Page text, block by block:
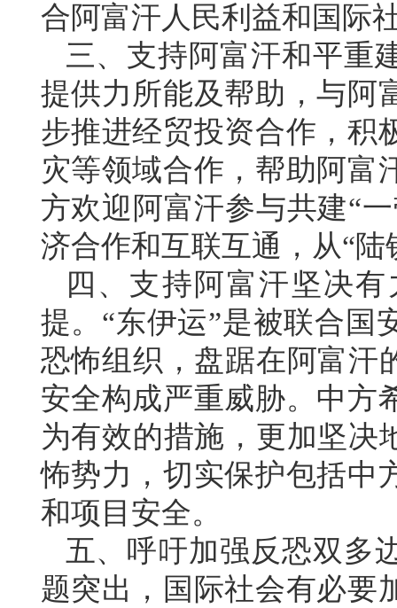
合阿富汗人民利益和国际
三、支持阿富汗和平重
提供力所能及帮助，与阿
步推进经贸投资合作，积
灾等领域合作，帮助阿富
方欢迎阿富汗参与共建“
济合作和互联互通，从“陆
四、支持阿富汗坚决
提。“东伊运”是被联合国
恐怖组织，盘踞在阿富汗
安全构成严重威胁。中方
为有效的措施，更加坚决
怖势力，切实保护包括中
和项目安全。
五、呼吁加强反恐双多
题突出，国际社会有必要